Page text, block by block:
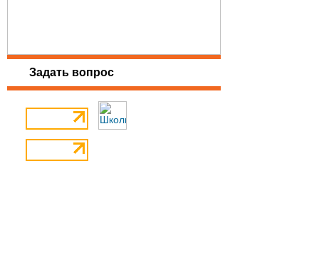
Задать вопрос